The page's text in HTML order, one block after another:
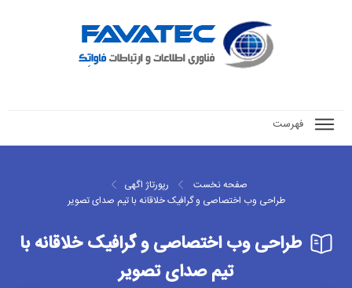
فهرست
صفحه نخست
رپورتاژ اگهی
طراحی وب اختصاصی و گرافیک خلاقانه با تیم صدای تصویر
طراحی وب اختصاصی و گرافیک خلاقانه با
تیم صدای تصویر